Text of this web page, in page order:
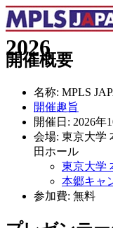
2026
開催概要
名称: MPLS
開催趣旨
開催日: 2026年
会場: 東京大学
田ホール
東京大学
本郷キャ
参加費: 無料